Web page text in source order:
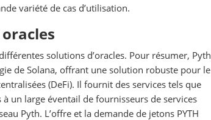
variété de cas d’utilisation.
solutions d’oracles. Pour résumer, Pyth
de Solana, offrant une solution robuste pour le
(DeFi). Il fournit des services tels que
un large éventail de fournisseurs de services
Pyth. L’offre et la demande de jetons PYTH